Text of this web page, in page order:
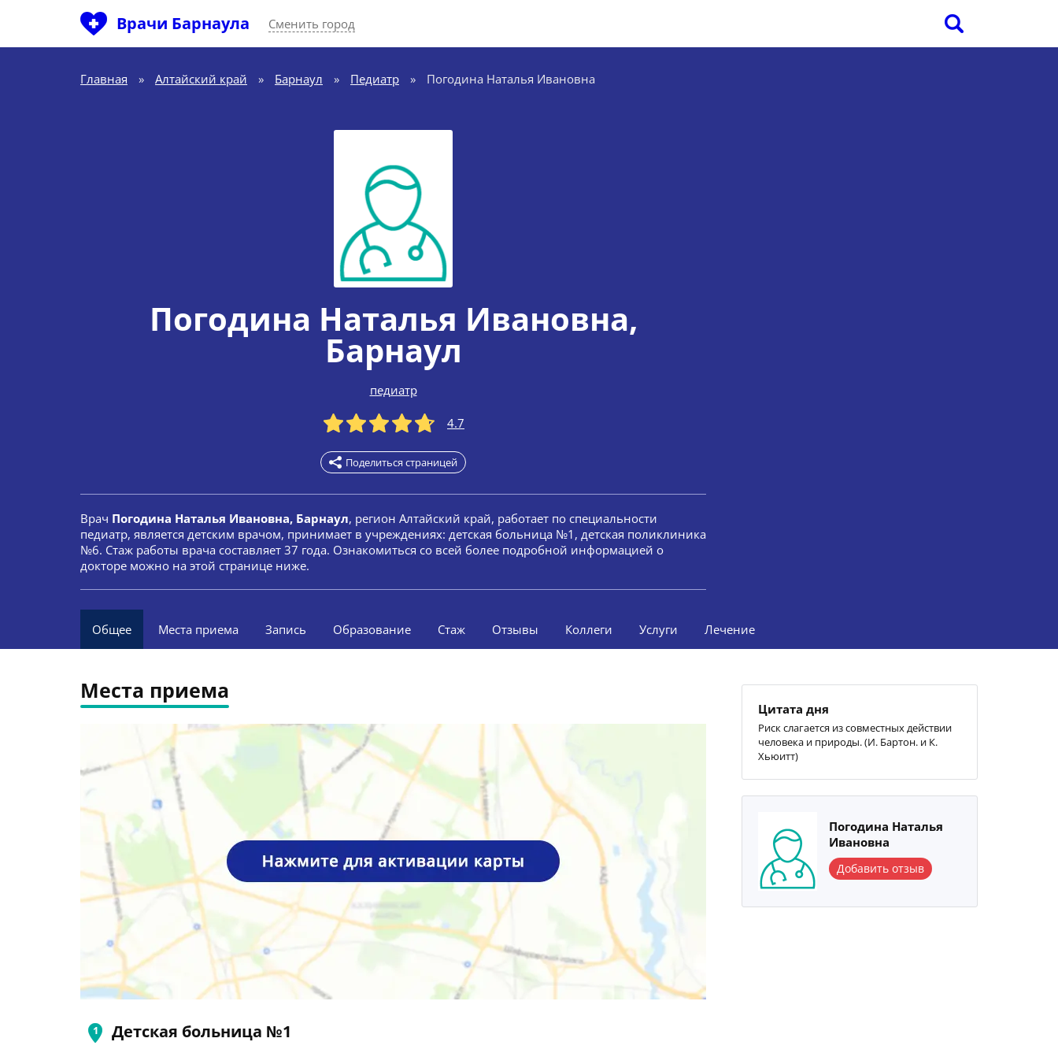
Врачи Барнаула Сменить город
Главная » Алтайский край » Барнаул » Педиатр » Погодина Наталья Ивановна
Погодина Наталья Ивановна,
Барнаул
педиатр
4.7
Поделиться страницей
Врач Погодина Наталья Ивановна, Барнаул, регион Алтайский край, работает по специальности
педиатр, является детским врачом, принимает в учреждениях: детская больница №1, детская поликлиника
№6. Стаж работы врача составляет 37 года. Ознакомиться со всей более подробной информацией о
докторе можно на этой странице ниже.
Общее Места приема Запись Образование Стаж Отзывы Коллеги Услуги Лечение
Места приема
Детская больница №1
Цитата дня
Риск слагается из совместных действии
человека и природы. (И. Бартон. и К.
Хьюитт)
Погодина Наталья
Ивановна
Добавить отзыв